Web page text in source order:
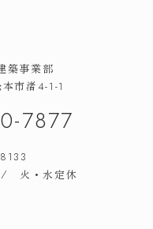
事業部
市渚4-1-1
7877
火・水定休